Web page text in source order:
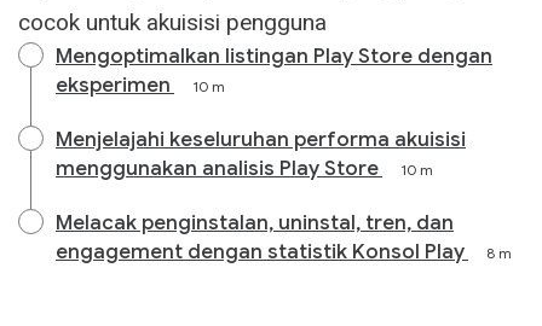
cocok untuk akuisisi pengguna
Mengoptimalkan listingan Play Store dengan
eksperimen
10 m
Menjelajahi keseluruhan performa akuisisi
menggunakan analisis Play Store
10 m
Melacak penginstalan, uninstal, tren, dan
engagement dengan statistik Konsol Play
8 m